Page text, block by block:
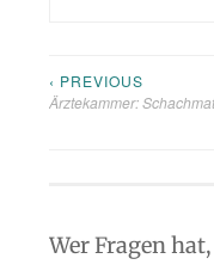
‹ PREVIOUS
Ärztekammer:
Wer Fragen